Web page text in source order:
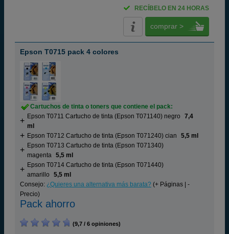
RECÍBELO EN 24 HORAS
comprar >
Epson T0715 pack 4 colores
Cartuchos de tinta o toners que contiene el pack:
Epson T0711 Cartucho de tinta (Epson T071140) negro
7,4
ml
Epson T0712 Cartucho de tinta (Epson T071240) cian
5,5 ml
Epson T0713 Cartucho de tinta (Epson T071340)
magenta 5,5 ml
Epson T0714 Cartucho de tinta (Epson T071440)
amarillo
5,5 ml
Consejo: ¿Quieres una alternativa más barata? (+ Páginas | -
Precio)
Pack ahorro
(9,7 / 6 opiniones)